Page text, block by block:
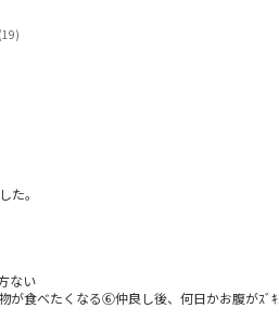
た。
ない
が食べたくなる⑥仲良し後、何日かお腹がｽﾞｷ